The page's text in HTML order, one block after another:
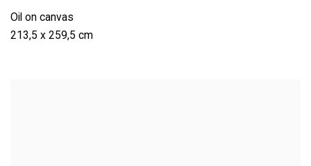
Oil on canvas
213,5 x 259,5 cm